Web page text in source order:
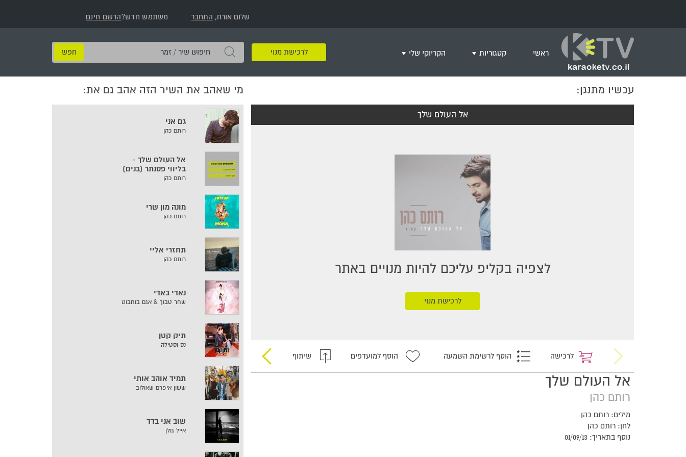
שלום אורח, התחבר משתמש חדש?הרשם חינם
ראשי קטגוריות
שירי רוק/פופ
היפ הופ
English songs
שירי ארץ ישראל
שירי אירוויזיון שירי להקות צבאיות
הקריוקי שלי
+ צור רשימת השמעה חדשה
לרכישת מנוי
חיפוש
שיר
/
זמר
עכשיו מתנגן:
אל העולם שלך
לצפיה בקליפ עליכם להיות מנויים באתר
לרכישת מנוי
לרכישה הוסף לרשימת השמעה הוסף למועדפים שיתוף
אל העולם שלך
רותם כהן
מילים: רותם כהן
לחן: רותם כהן
נוסף בתאריך: 01/09/13
מי שאהב את השיר הזה אהב גם את:
גם אני
רותם כהן
אל העולם שלך -
בליווי פסנתר (בנים)
רותם כהן
מונה מון שרי
רותם כהן
תחזרי אליי
רותם כהן
נאדי באדי
שחר טבוך & אגם בוחבוט
תיק קטן
נס וסטילה
תמיד אוהב אותי
ששון איפרם שאולוב
שוב אני בדד
אייל גולן